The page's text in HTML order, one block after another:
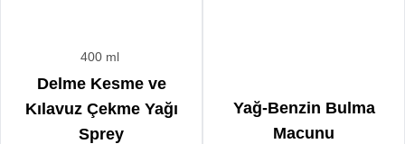
400 ml
Delme Kesme ve
Kılavuz Çekme Yağı
Sprey
Yağ-Benzin Bulma
Macunu